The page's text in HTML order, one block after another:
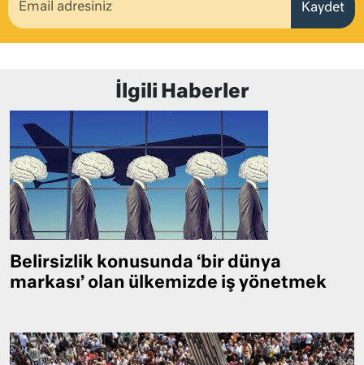
Kaydet
İlgili Haberler
Belirsizlik konusunda ‘bir dünya
markası’ olan ülkemizde iş yönetmek